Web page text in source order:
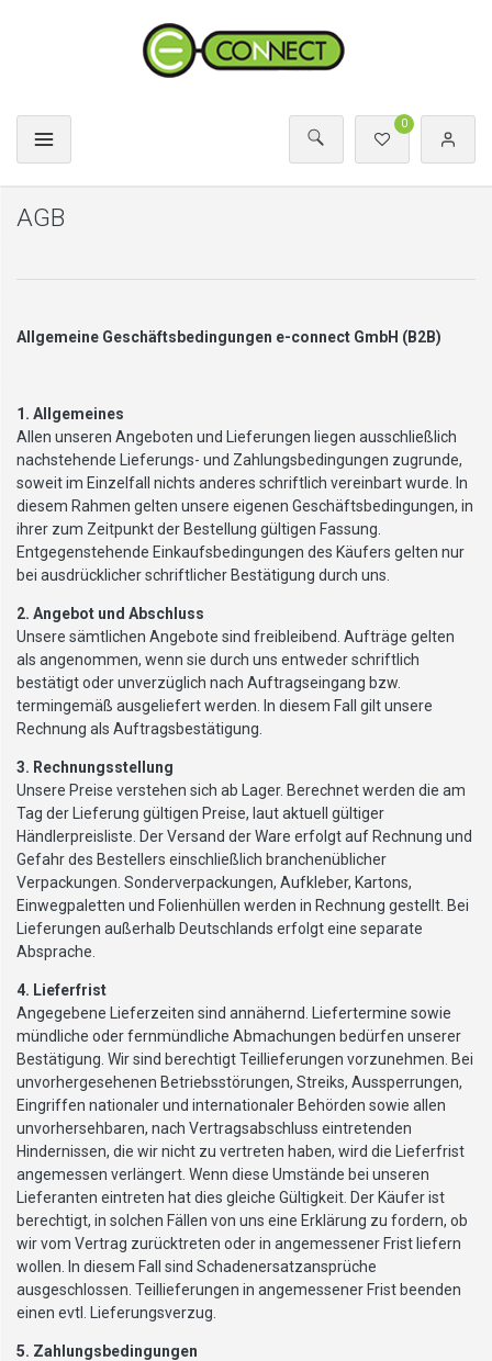
0
AGB
Allgemeine Geschäftsbedingungen e-connect GmbH (B2B)
1. Allgemeines
Allen unseren Angeboten und Lieferungen liegen ausschließlich
nachstehende Lieferungs- und Zahlungsbedingungen zugrunde,
soweit im Einzelfall nichts anderes schriftlich vereinbart wurde. In
diesem Rahmen gelten unsere eigenen Geschäftsbedingungen, in
ihrer zum Zeitpunkt der Bestellung gültigen Fassung.
Entgegenstehende Einkaufsbedingungen des Käufers gelten nur
bei ausdrücklicher schriftlicher Bestätigung durch uns.
2. Angebot und Abschluss
Unsere sämtlichen Angebote sind freibleibend. Aufträge gelten
als angenommen, wenn sie durch uns entweder schriftlich
bestätigt oder unverzüglich nach Auftragseingang bzw.
termingemäß ausgeliefert werden. In diesem Fall gilt unsere
Rechnung als Auftragsbestätigung.
3. Rechnungsstellung
Unsere Preise verstehen sich ab Lager. Berechnet werden die am
Tag der Lieferung gültigen Preise, laut aktuell gültiger
Händlerpreisliste. Der Versand der Ware erfolgt auf Rechnung und
Gefahr des Bestellers einschließlich branchenüblicher
Verpackungen. Sonderverpackungen, Aufkleber, Kartons,
Einwegpaletten und Folienhüllen werden in Rechnung gestellt. Bei
Lieferungen außerhalb Deutschlands erfolgt eine separate
Absprache.
4. Lieferfrist
Angegebene Lieferzeiten sind annähernd. Liefertermine sowie
mündliche oder fernmündliche Abmachungen bedürfen unserer
Bestätigung. Wir sind berechtigt Teillieferungen vorzunehmen. Bei
unvorhergesehenen Betriebsstörungen, Streiks, Aussperrungen,
Eingriffen nationaler und internationaler Behörden sowie allen
unvorhersehbaren, nach Vertragsabschluss eintretenden
Hindernissen, die wir nicht zu vertreten haben, wird die Lieferfrist
angemessen verlängert. Wenn diese Umstände bei unseren
Lieferanten eintreten hat dies gleiche Gültigkeit. Der Käufer ist
berechtigt, in solchen Fällen von uns eine Erklärung zu fordern, ob
wir vom Vertrag zurücktreten oder in angemessener Frist liefern
wollen. In diesem Fall sind Schadenersatzansprüche
ausgeschlossen. Teillieferungen in angemessener Frist beenden
einen evtl. Lieferungsverzug.
5. Zahlungsbedingungen